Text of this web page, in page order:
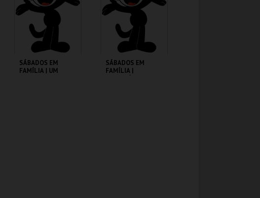
MAIS INFO
COMPRAR
MAIS INFO
COMPRAR
SÁBADOS EM
FAMÍLIA | UM
SÁBADOS EM
FAMÍLIA |